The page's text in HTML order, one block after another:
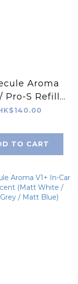
Aroma
Pro-S Refill
Element -
TO CART